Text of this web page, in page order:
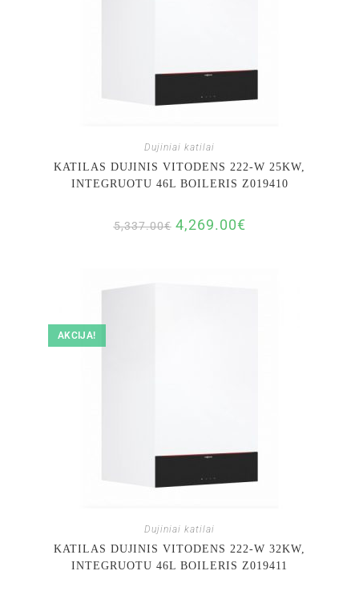
Dujiniai katilai
KATILAS DUJINIS VITODENS 222-W 25KW,
INTEGRUOTU 46L BOILERIS Z019410
5,337.00€ 4,269.00€
AKCIJA!
Dujiniai katilai
KATILAS DUJINIS VITODENS 222-W 32KW,
INTEGRUOTU 46L BOILERIS Z019411